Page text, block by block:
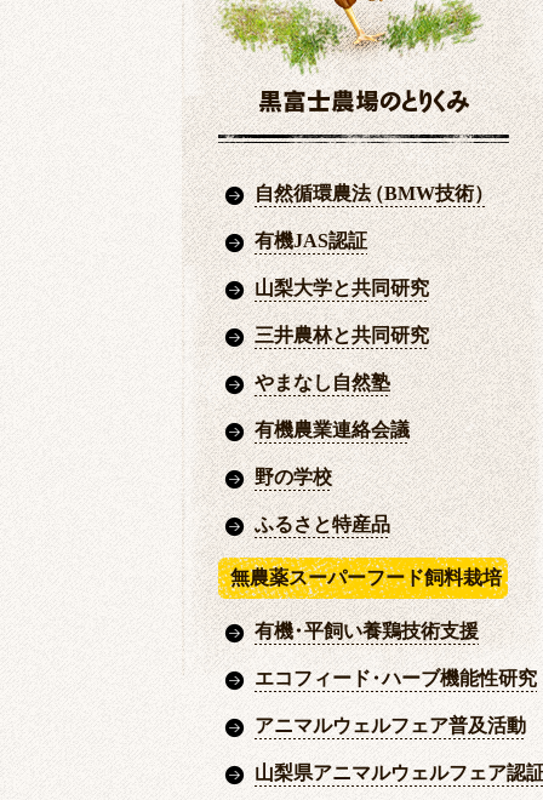
黒富士農場のとりくみ
自然循環農法（BMW技術）
有機JAS認証
山梨大学と共同研究
三井農林と共同研究
やまなし自然塾
有機農業連絡会議
野の学校
ふるさと特産品
無農薬スーパーフード飼料栽培
有機・平飼い養鶏技術支援
エコフィード・ハーブ機能性研究
アニマルウェルフェア普及活動
山梨県アニマルウェルフェア認